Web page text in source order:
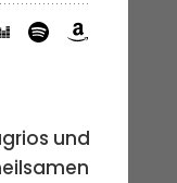
und